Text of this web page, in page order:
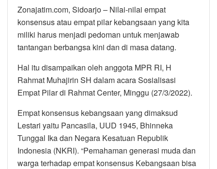
Zonajatim.com, Sidoarjo – Nilai-nilai empat
konsensus atau empat pilar kebangsaan yang kita
miliki harus menjadi pedoman untuk menjawab
tantangan berbangsa kini dan di masa datang.
Hal itu disampaikan oleh anggota MPR RI, H
Rahmat Muhajirin SH dalam acara Sosialisasi
Empat Pilar di Rahmat Center, Minggu (27/3/2022).
Empat konsensus kebangsaan yang dimaksud
Lestari yaitu Pancasila, UUD 1945, Bhinneka
Tunggal Ika dan Negara Kesatuan Republik
Indonesia (NKRI). “Pemahaman generasi muda dan
warga terhadap empat konsensus Kebangsaan bisa